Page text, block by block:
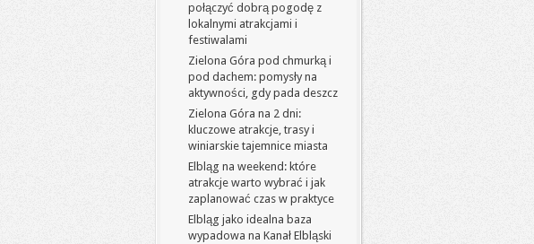
połączyć dobrą pogodę z
lokalnymi atrakcjami i
festiwalami
Zielona Góra pod chmurką i
pod dachem: pomysły na
aktywności, gdy pada deszcz
Zielona Góra na 2 dni:
kluczowe atrakcje, trasy i
winiarskie tajemnice miasta
Elbląg na weekend: które
atrakcje warto wybrać i jak
zaplanować czas w praktyce
Elbląg jako idealna baza
wypadowa na Kanał Elbląski